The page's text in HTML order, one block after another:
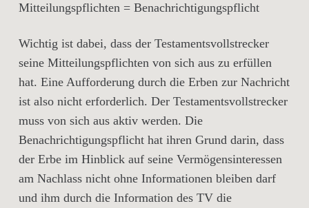
Mitteilungspflichten = Benachrichtigungspflicht
Wichtig ist dabei, dass der Testamentsvollstrecker
seine Mitteilungspflichten von sich aus zu erfüllen
hat. Eine Aufforderung durch die Erben zur Nachricht
ist also nicht erforderlich. Der Testamentsvollstrecker
muss von sich aus aktiv werden. Die
Benachrichtigungspflicht hat ihren Grund darin, dass
der Erbe im Hinblick auf seine Vermögensinteressen
am Nachlass nicht ohne Informationen bleiben darf
und ihm durch die Information des TV die